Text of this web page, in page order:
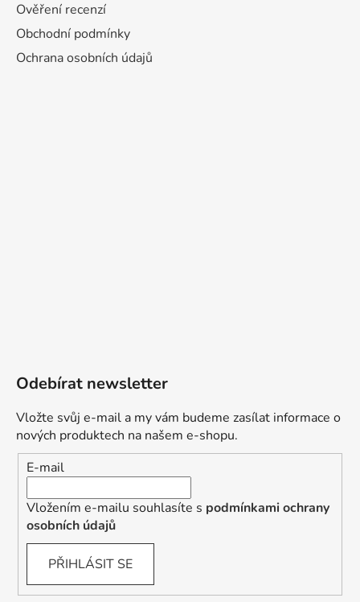
Ověření recenzí
Obchodní podmínky
Ochrana osobních údajů
Odebírat newsletter
Vložte svůj e-mail a my vám budeme zasílat informace o
nových produktech na našem e-shopu.
E-mail
Vložením e-mailu souhlasíte s podmínkami ochrany
osobních údajů
PŘIHLÁSIT SE